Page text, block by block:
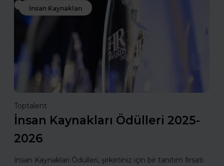
İnsan Kaynakları
Toptalent
İnsan Kaynakları Ödülleri 2025-
2026
İnsan Kaynakları Ödülleri, şirketiniz için bir tanıtım fırsatı